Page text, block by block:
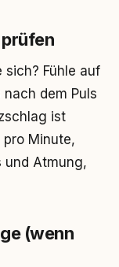
Fühle auf
dem Puls
ist
pro Minute,
und Atmung,
(wenn